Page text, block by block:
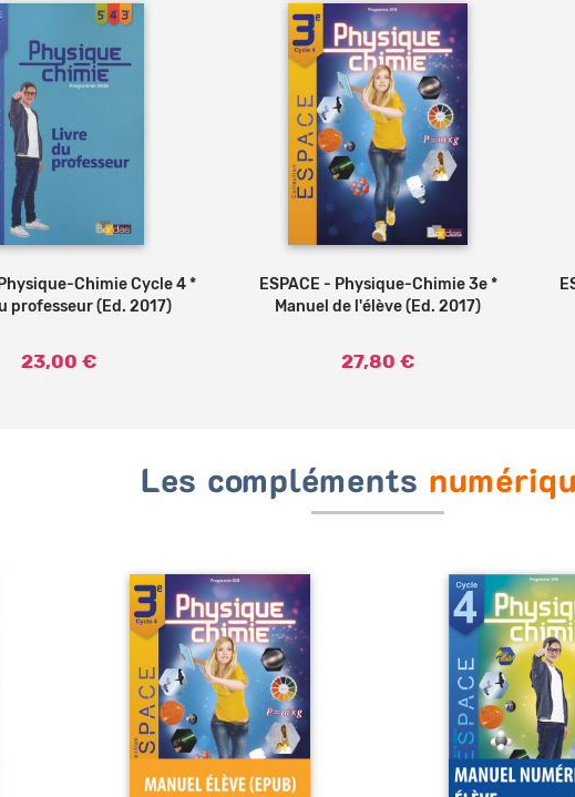
Physique-Chimie Cycle 4 *
professeur (Ed. 2017)
23,00 €
Ajouter au panier
ESPACE - Physique-Chimie 3e *
Manuel de l'élève (Ed. 2017)
27,80 €
Les compléments